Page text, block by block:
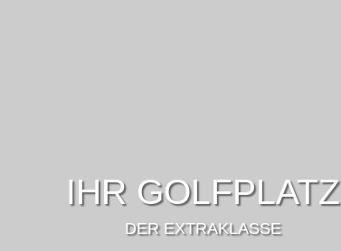
IHR GOLFPLATZ
DER EXTRAKLASSE